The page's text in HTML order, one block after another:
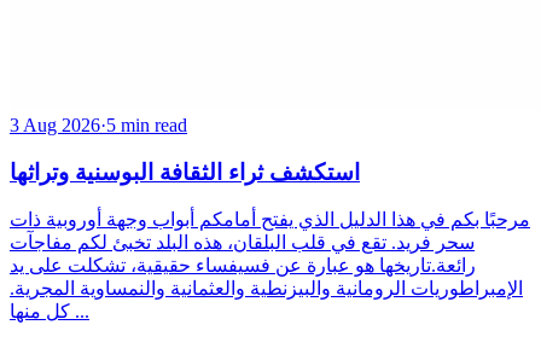
3 Aug 2026·5 min read
استكشف ثراء الثقافة البوسنية وتراثها
مرحبًا بكم في هذا الدليل الذي يفتح أمامكم أبواب وجهة أوروبية ذات
سحر فريد. تقع في قلب البلقان، هذه البلد تخبئ لكم مفاجآت
رائعة.تاريخها هو عبارة عن فسيفساء حقيقية، تشكلت على يد
الإمبراطوريات الرومانية والبيزنطية والعثمانية والنمساوية المجرية.
كل منها ...